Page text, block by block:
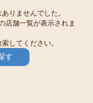
りませんでした。
店舗一覧が表示されま
してください。
す